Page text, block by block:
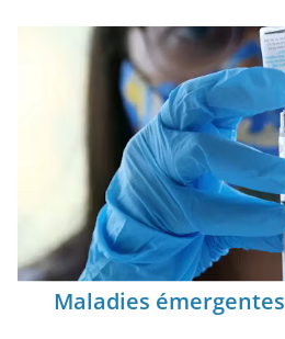
Maladies émergentes